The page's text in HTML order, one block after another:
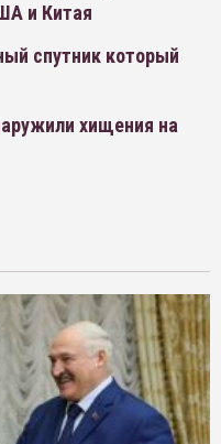
и Китая
спутник который
хищения на